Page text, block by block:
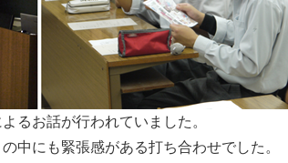
るお話が行われていました。
中にも緊張感がある打ち合わせでした。